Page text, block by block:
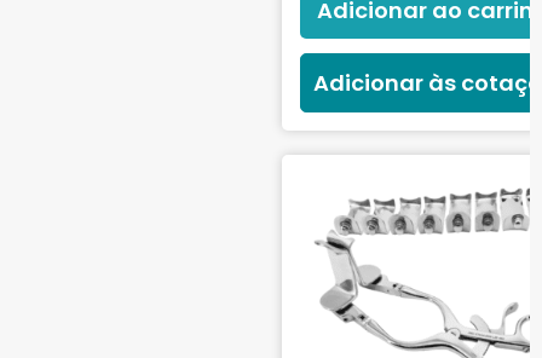
Adicionar ao
Adicionar às